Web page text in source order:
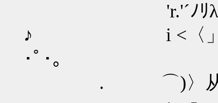
'r.'´ﾉﾘλﾉﾘ〉-'
♪ i <〈」iﾉﾊル.!
･ﾟ･｡
. ⌒)〉从!､